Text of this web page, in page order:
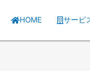
HOME サービ